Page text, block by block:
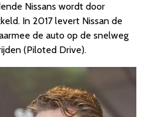
Nissans wordt door
In 2017 levert Nissan de
de auto op de snelweg
(Piloted Drive).